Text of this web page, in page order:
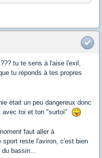
tu te sens à l'aise l'exil,
tu réponds à tes propres
était un peu dangereux donc
avec toi et ton "surtoi"
faut aller à
sport reste l'aviron, c'est bien
du bassin...